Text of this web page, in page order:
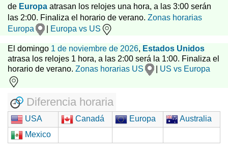
de Europa atrasan los relojes una hora, a las 3:00 serán
las 2:00. Finaliza el horario de verano. Zonas horarias
Europa
Europa vs US
El domingo 1 de noviembre de 2026, Estados Unidos
atrasa los relojes 1 hora, a las 2:00 será la 1:00. Finaliza el
horario de verano. Zonas horarias US US vs Europa
Diferencia horaria
USA Canadá Europa
Australia
Mexico